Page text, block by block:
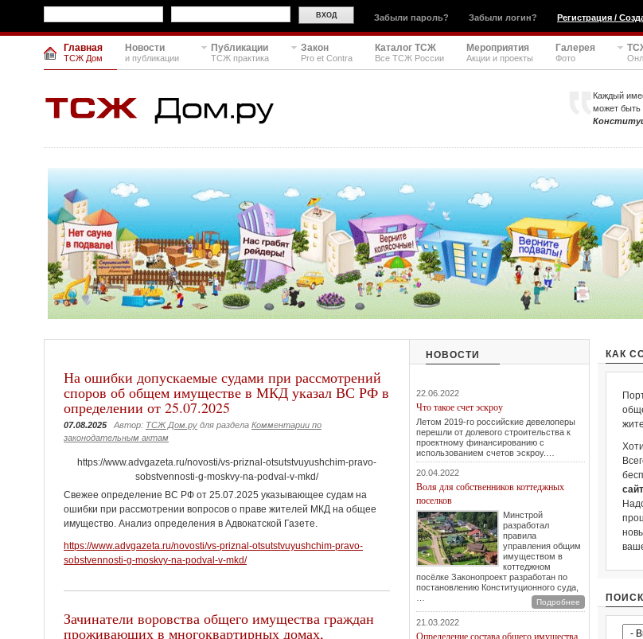
Забыли пароль? Забыли логин? Регистрация /
Главная
ТСЖ Дом
Новости
и публикации
Публикации
ТСЖ практика
Закон
Pro et Contra
Каталог ТСЖ
Все ТСЖ России
Мероприятия
Акции и проекты
Галерея
Фото
Каждый
может быть
На ошибки допускаемые судами при рассмотрений
споров об общем имуществе в МКД указал ВС РФ в
определении от 25.07.2025
07.08.2025Автор: ТСЖ Дом.ру для раздела Комментарии по
законодательным актам
https://www.advgazeta.ru/novosti/vs-priznal-otsutstvuyushchim-pravo-
sobstvennosti-g-moskvy-na-podval-v-mkd/
Свежее определение ВС РФ от 25.07.2025 указывающее судам на
ошибки при рассмотрении вопросов о праве жителей МКД на общее
имущество. Анализ определения в Адвокатской Газете.
https://www.advgazeta.ru/novosti/vs-priznal-otsutstvuyushchim-pravo-
sobstvennosti-g-moskvy-na-podval-v-mkd/
Зачинатели воровства общего имущества граждан
проживающих в многоквартирных домах,
НОВОСТИ
22.06.2022
Что такое счет эскроу
Летом 2019-го российские девелоперы
перешли от долевого строительства к
проектному финансированию с
использованием счетов эскроу.…
20.04.2022
Воля для собственников коттеджных
поселков
Минстрой
разработал
правила
управления общим
имуществом в
коттеджном
посёлке Законопроект разработан по
постановлению Конституционного суда,
Подробнее
21.03.2022
Определение состава общего имущества
КАК